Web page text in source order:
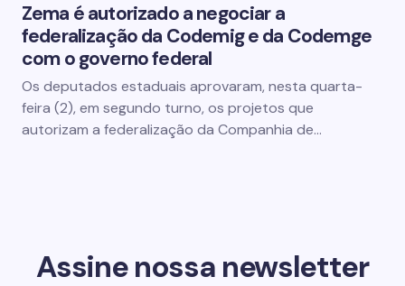
Zema é autorizado a negociar a
federalização da Codemig e da Codemge
com o governo federal
Os deputados estaduais aprovaram, nesta quarta-
feira (2), em segundo turno, os projetos que
autorizam a federalização da Companhia de…
Assine nossa newsletter